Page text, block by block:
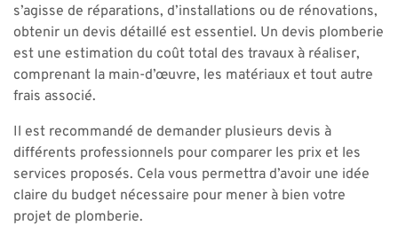
s’agisse de réparations, d’installations ou de rénovations,
obtenir un devis détaillé est essentiel. Un devis plomberie
est une estimation du coût total des travaux à réaliser,
comprenant la main-d’œuvre, les matériaux et tout autre
frais associé.
Il est recommandé de demander plusieurs devis à
différents professionnels pour comparer les prix et les
services proposés. Cela vous permettra d’avoir une idée
claire du budget nécessaire pour mener à bien votre
projet de plomberie.